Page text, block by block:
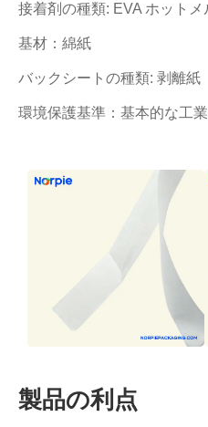
接着剤の種類: EVA ホットメ
基材：綿紙
バックシートの種類: 剥離紙
環境保護基準：基本的な工
製品の利点